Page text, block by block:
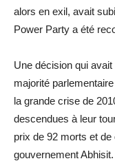
alors en exil, avait
Power Party a été
Une décision qui
majorité
la grande crise de
descendues à leur
prix de 92 morts et
gouvernement Abhisit.